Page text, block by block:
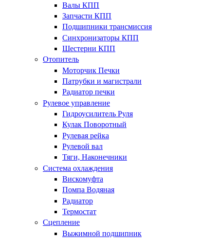
Валы КПП
Запчасти КПП
Подшипники трансмиссия
Синхронизаторы КПП
Шестерни КПП
Отопитель
Моторчик Печки
Патрубки и магистрали
Радиатор печки
Рулевое управление
Гидроусилитель Руля
Кулак Поворотный
Рулевая рейка
Рулевой вал
Тяги, Наконечники
Система охлаждения
Вискомуфта
Помпа Водяная
Радиатор
Термостат
Сцепление
Выжимной подшипник